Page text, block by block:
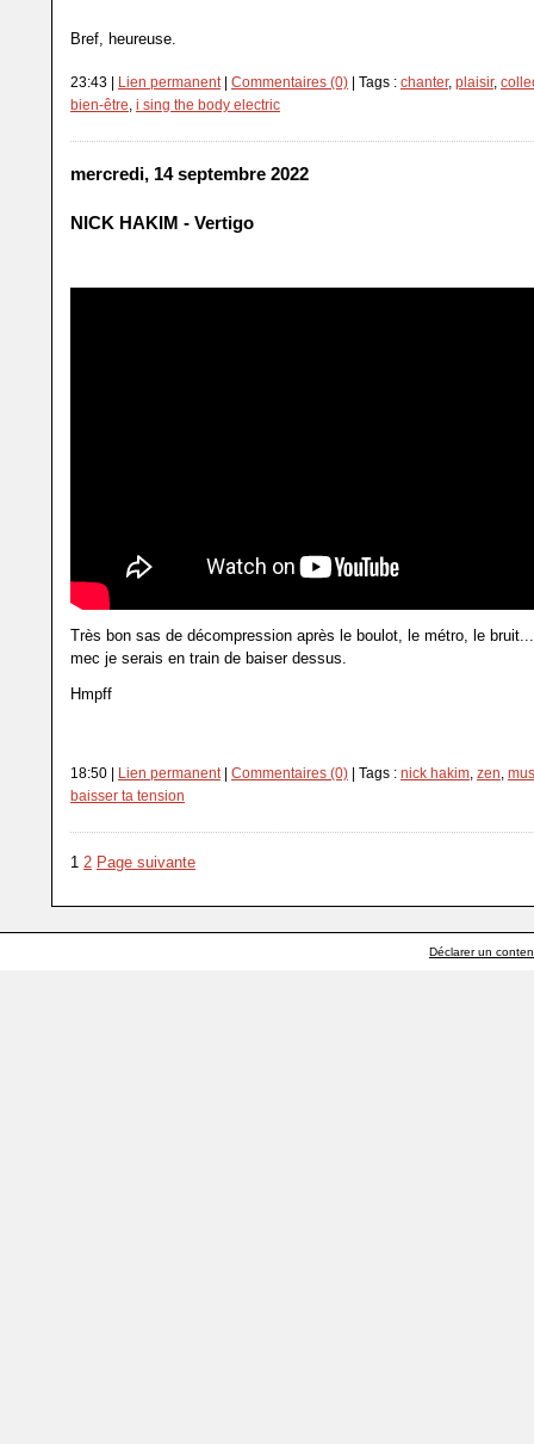
Bref, heureuse.
23:43 | Lien permanent| Commentaires (0) | Tags : chanter, plaisir,
bien-être, i sing the body electric
mercredi, 14 septembre 2022
NICK HAKIM - Vertigo
Très bon sas de décompression après le boulot, le métro, le
mec je serais en train de baiser dessus.
Hmpff
18:50 | Lien permanent| Commentaires (0) | Tags : nick hakim, zen,
baisser ta tension
1 2 Page suivante
Déclarer un